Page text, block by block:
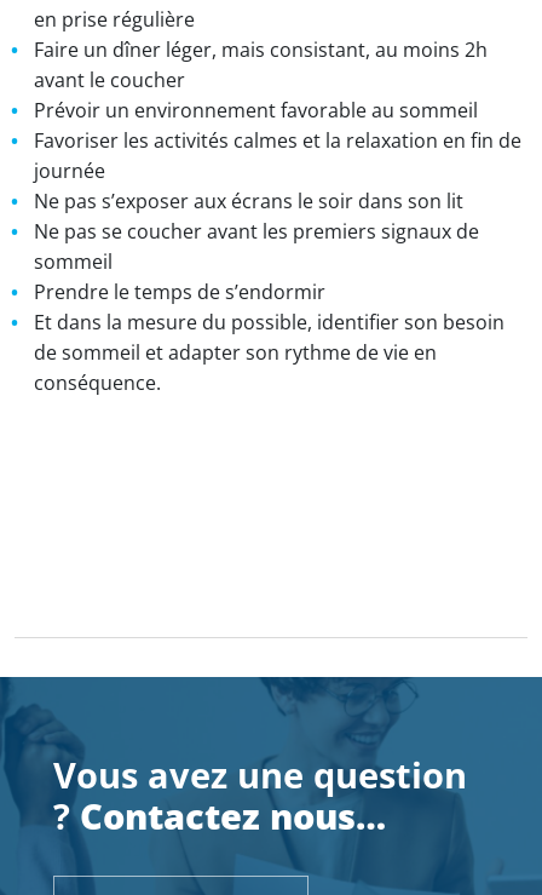
en prise régulière
Faire un dîner léger, mais consistant, au moins 2h
avant le coucher
Prévoir un environnement favorable au sommeil
Favoriser les activités calmes et la relaxation en fin de
journée
Ne pas s’exposer aux écrans le soir dans son lit
Ne pas se coucher avant les premiers signaux de
sommeil
Prendre le temps de s’endormir
Et dans la mesure du possible, identifier son besoin
de sommeil et adapter son rythme de vie en
conséquence.
Vous avez une question
?Contactez nous…